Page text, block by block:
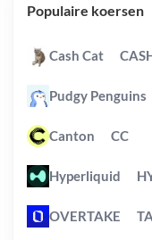
Populaire koersen
Cash Cat
Pudgy Penguins
Canton CC
Hyperliquid
OVERTAKE